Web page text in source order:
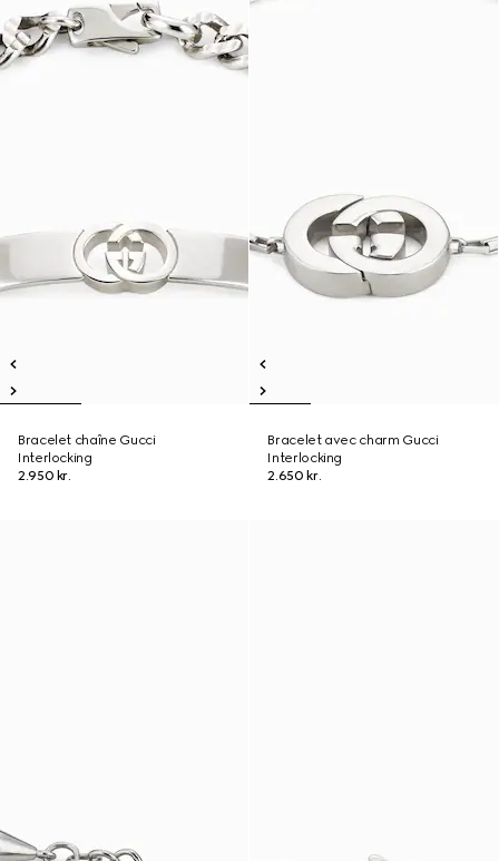
Bracelet chaîne Gucci
Interlocking
2.950 kr.
Bracelet avec charm Gucci
Interlocking
2.650 kr.